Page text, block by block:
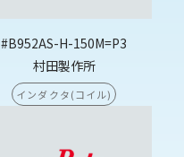
#B952AS-H-150M=P3
村田製作所
インダクタ(コイル)